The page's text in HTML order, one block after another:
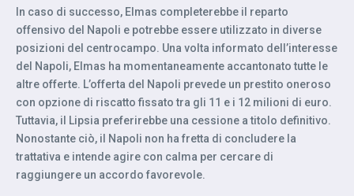
In caso di successo, Elmas completerebbe il reparto
offensivo del Napoli e potrebbe essere utilizzato in diverse
posizioni del centrocampo. Una volta informato dell’interesse
del Napoli, Elmas ha momentaneamente accantonato tutte le
altre offerte. L’offerta del Napoli prevede un prestito oneroso
con opzione di riscatto fissato tra gli 11 e i 12 milioni di euro.
Tuttavia, il Lipsia preferirebbe una cessione a titolo definitivo.
Nonostante ciò, il Napoli non ha fretta di concludere la
trattativa e intende agire con calma per cercare di
raggiungere un accordo favorevole.